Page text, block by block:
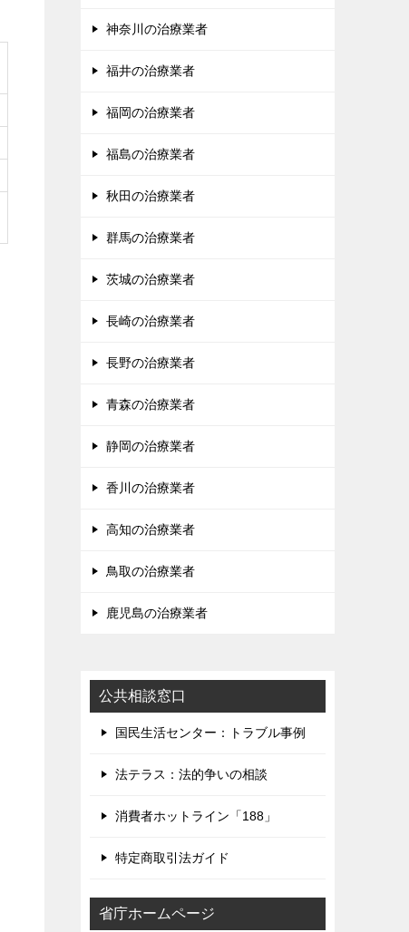
神奈川の治療業者
福井の治療業者
福岡の治療業者
福島の治療業者
秋田の治療業者
群馬の治療業者
茨城の治療業者
長崎の治療業者
長野の治療業者
青森の治療業者
静岡の治療業者
香川の治療業者
高知の治療業者
鳥取の治療業者
鹿児島の治療業者
公共相談窓口
国民生活センター：トラブル事例
法テラス：法的争いの相談
消費者ホットライン「188」
特定商取引法ガイド
省庁ホームページ